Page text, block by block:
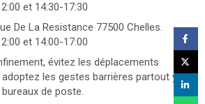
et 14:30-17:30
De La Resistance 77500 Chelles.
et 14:00-17:00
évitez les déplacements
les gestes barrières partout y
de poste.